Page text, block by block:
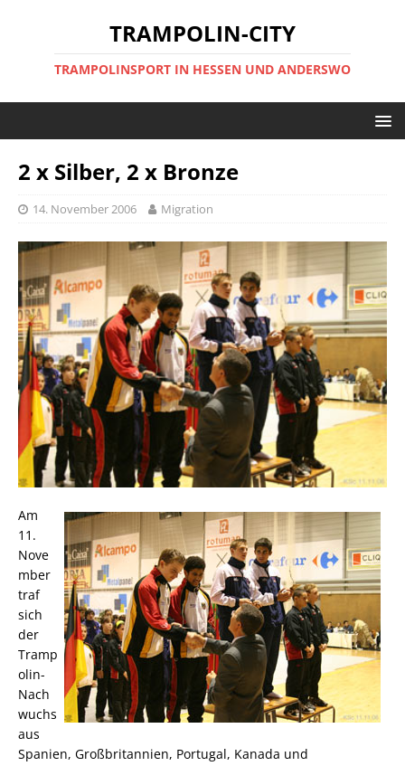
TRAMPOLIN-CITY
TRAMPOLINSPORT IN HESSEN UND ANDERSWO
2 x Silber, 2 x Bronze
14. November 2006 Migration
Am
11.
Nove
mber
traf
sich
der
Tramp
olin-
Nach
wuchs
aus
Spanien, Großbritannien, Portugal, Kanada und